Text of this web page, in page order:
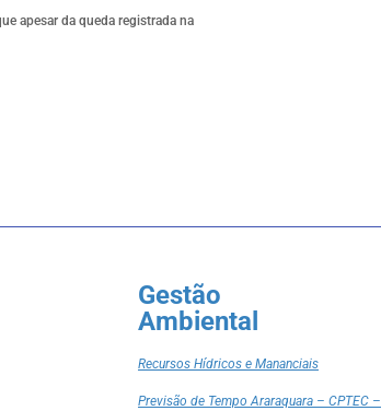
apesar da queda registrada na
Gestão
Ambiental
Recursos Hídricos e Mananciais
Previsão de Tempo Araraquara – CPTEC –